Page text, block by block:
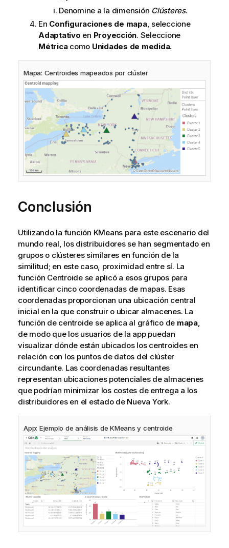
Denomine a la dimensión Clústeres.
En Configuraciones de mapa, seleccione
Adaptativo en Proyección. Seleccione
Métricacomo Unidades de medida.
Mapa: Centroides mapeados por clúster
Conclusión
Utilizando la función KMeans para este escenario del
mundo real, los distribuidores se han segmentado en
grupos o clústeres similares en función de la
similitud; en este caso, proximidad entre sí. La
función Centroide se aplicó a esos grupos para
identificar cinco coordenadas de mapas. Esas
coordenadas proporcionan una ubicación central
inicial en la que construir o ubicar almacenes. La
función de centroide se aplica al gráfico de mapa,
de modo que los usuarios de la app puedan
visualizar dónde están ubicados los centroides en
relación con los puntos de datos del clúster
circundante. Las coordenadas resultantes
representan ubicaciones potenciales de almacenes
que podrían minimizar los costes de entrega a los
distribuidores en el estado de Nueva York.
App: Ejemplo de análisis de KMeans y centroide